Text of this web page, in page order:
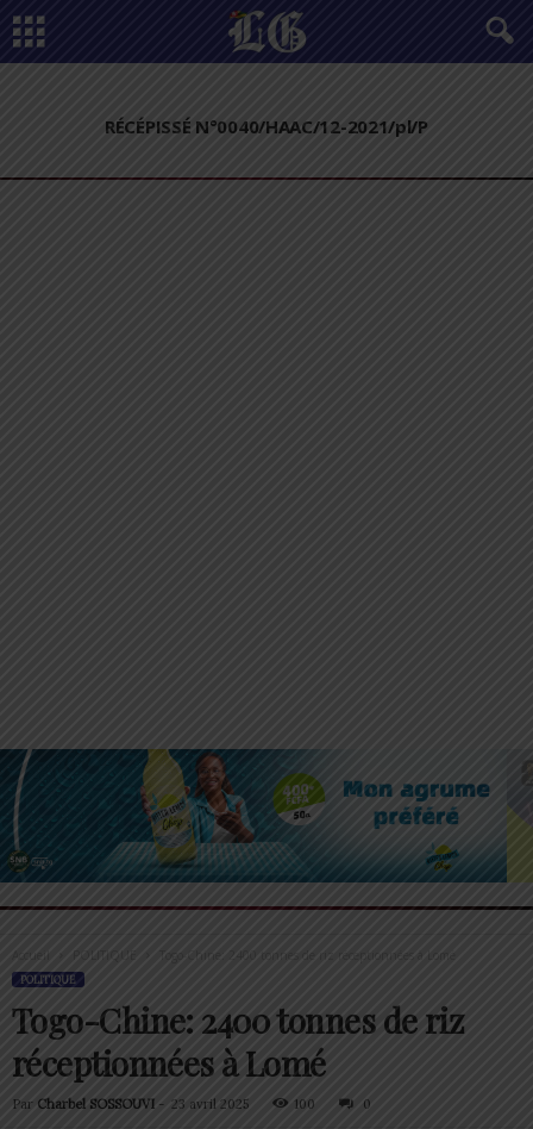
RÉCÉPISSÉ N°0040/HAAC/12-2021/pl/P
Accueil POLITIQUE Togo-Chine: 2400 tonnes de riz réceptionnées à Lomé
POLITIQUE
Togo-Chine: 2400 tonnes de riz
réceptionnées à Lomé
Par Charbel SOSSOUVI - 23 avril 2025 100 0